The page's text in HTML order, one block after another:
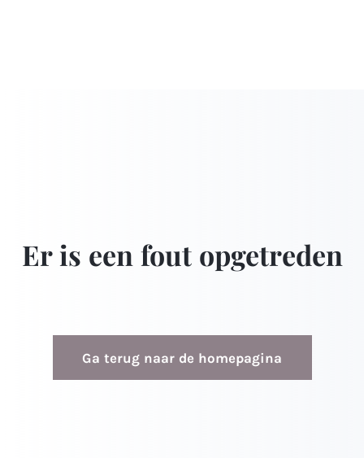
Er is een fout opgetreden
Ga terug naar de homepagina